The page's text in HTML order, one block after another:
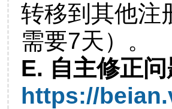
转移到其他注
需要7天）。
E. 自主修正
https://